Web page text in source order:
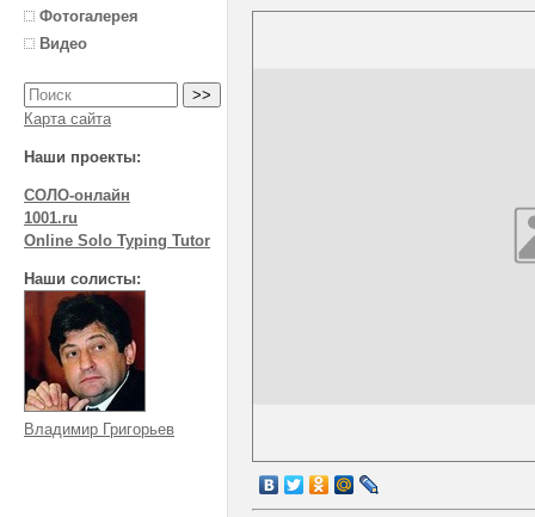
Фотогалерея
Видео
Карта сайта
Наши проекты:
СОЛО-онлайн
1001.ru
Online Solo Typing Tutor
Наши солисты:
Владимир Григорьев